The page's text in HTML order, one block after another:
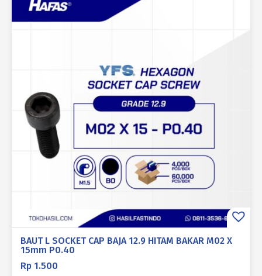
BAUT L SOCKET CAP BAJA 12.9 HITAM BAKAR M02 X
15mm P0.40
Rp 1.500